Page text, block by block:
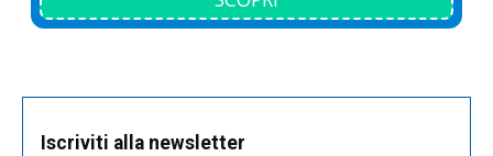
Iscriviti alla newsletter